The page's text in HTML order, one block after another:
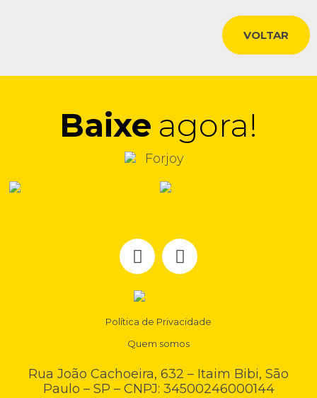
VOLTAR
Baixe agora!
Política de Privacidade
Quem somos
Rua João Cachoeira, 632 – Itaim Bibi, São
Paulo – SP – CNPJ: 34500246000144